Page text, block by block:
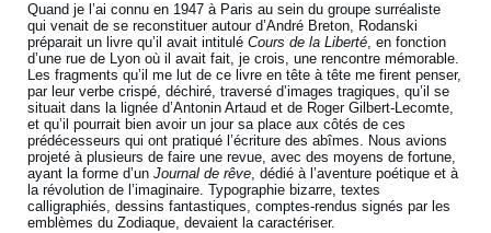
Quand je l’ai connu en 1947 à Paris au sein du groupe surréaliste
qui venait de se reconstituer autour d’André Breton, Rodanski
préparait un livre qu’il avait intituléCours de la Liberté, en fonction
d’une rue de Lyon où il avait fait, je crois, une rencontre mémorable.
Les fragments qu’il me lut de ce livre en tête à tête me firent penser,
par leur verbe crispé, déchiré, traversé d’images tragiques, qu’il se
situait dans la lignée d’Antonin Artaud et de Roger Gilbert-Lecomte,
et qu’il pourrait bien avoir un jour sa place aux côtés de ces
prédécesseurs qui ont pratiqué l’écriture des abîmes. Nous avions
projeté à plusieurs de faire une revue, avec des moyens de fortune,
ayant la forme d’unJournal de rêve, dédié à l’aventure poétique et à
la révolution de l’imaginaire. Typographie bizarre, textes
calligraphiés, dessins fantastiques, comptes-rendus signés par les
emblèmes du Zodiaque, devaient la caractériser.